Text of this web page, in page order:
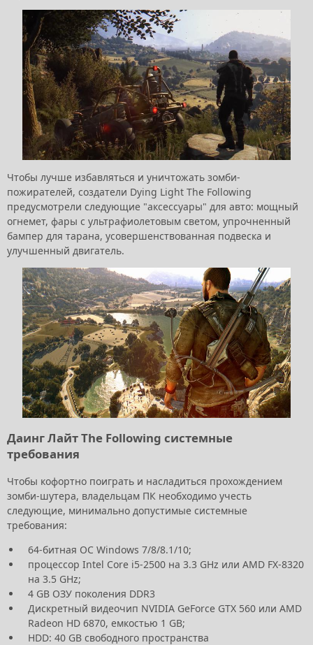
Чтобы лучше избавляться и уничтожать зомби-
пожирателей, создатели Dying Light The Following
предусмотрели следующие "аксессуары" для авто: мощный
огнемет, фары с ультрафиолетовым светом, упрочненный
бампер для тарана, усовершенствованная подвеска и
улучшенный двигатель.
Даинг Лайт The Following системные
требования
Чтобы кофортно поиграть и насладиться прохождением
зомби-шутера, владельцам ПК необходимо учесть
следующие, минимально допустимые системные
требования:
64-битная ОС Windows 7/8/8.1/10;
процессор Intel Core i5-2500 на 3.3 GHz или AMD FX-8320
на 3.5 GHz;
4 GB ОЗУ поколения DDR3
Дискретный видеочип NVIDIA GeForce GTX 560 или AMD
Radeon HD 6870, емкостью 1 GB;
HDD: 40 GB свободного пространства